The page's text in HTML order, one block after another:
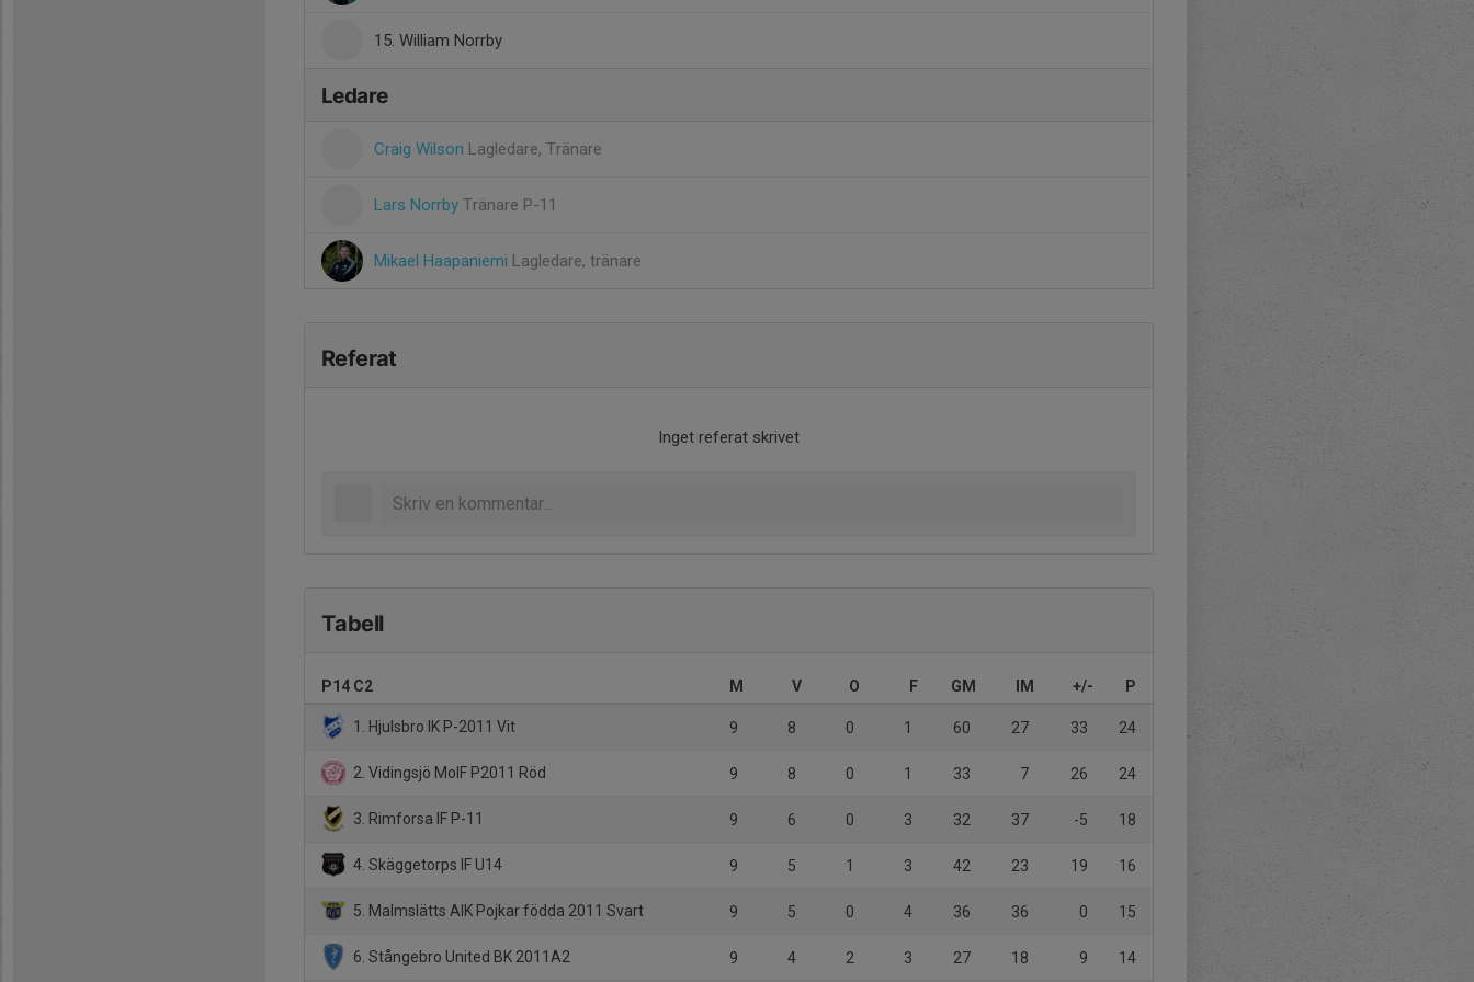
15. William Norrby
Ledare
Craig Wilson Lagledare, Tränare
Lars Norrby Tränare P-11
Mikael Haapaniemi Lagledare, tränare
Referat
Inget referat skrivet
Tabell
P14 C2 M V O F GM IM +/- P
1. Hjulsbro IK P-2011 Vit 9 8 0 1 60 27 33 24
2. Vidingsjö MoIF P2011 Röd 9 8 0 1 33 7 26 24
3. Rimforsa IF P-11 9 6 0 3 32 37 -5 18
4. Skäggetorps IF U14 9 5 1 3 42 23 19 16
5. Malmslätts AIK Pojkar födda 2011 Svart 9 5 0 4 36 36 0 15
6. Stångebro United BK 2011A2 9 4 2 3 27 18 9 14